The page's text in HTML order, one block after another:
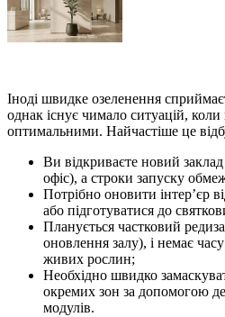
Іноді швидке озеленення
однак існує чимало ситуацій, коли
оптимальними. Найчастіше це
Ви відкриваєте новий
офіс), а строки запуску
Потрібно оновити інтер’єр
або підготуватися до
Планується частковий
оновлення залу), і немає
живих рослин;
Необхідно швидко
окремих зон за допомогою
модулів.